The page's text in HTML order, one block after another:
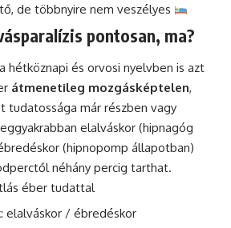
de többnyire nem veszélyes
pontosan, ma?
hétköznapi és orvosi nyelvben is azt
átmenetileg mozgásképtelen,
tudatossága már részben vagy
elalváskor (hipnagóg
(hipnopomp állapotban)
néhány percig tarthat.
éber tudattal
elalváskor / ébredéskor